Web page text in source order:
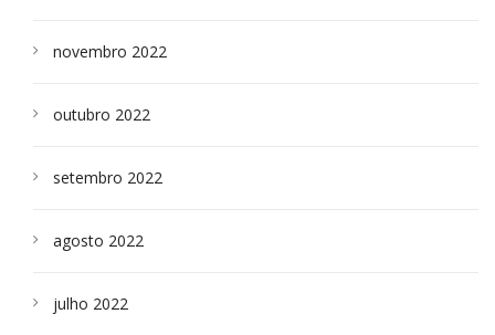
novembro 2022
outubro 2022
setembro 2022
agosto 2022
julho 2022